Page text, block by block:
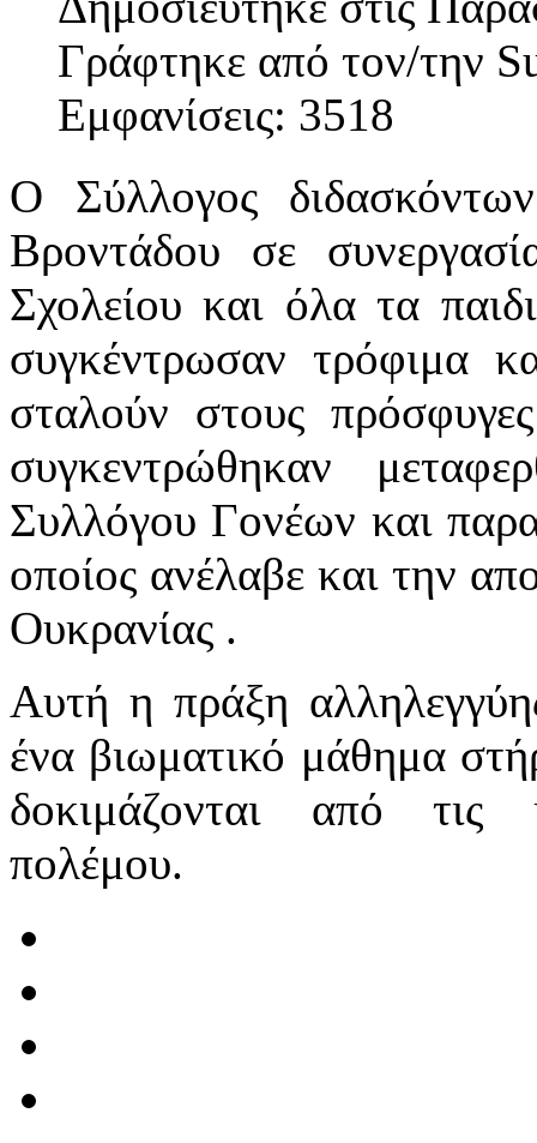
Γράφτηκε από τον/την
Εμφανίσεις: 3518
Ο Σύλλογος
Βροντάδου σε
Σχολείου και όλα τα
συγκέντρωσαν τρόφιμα
σταλούν στους
συγκεντρώθηκαν
Συλλόγου Γονέων και
οποίος ανέλαβε και την
Ουκρανίας .
Αυτή η πράξη
ένα βιωματικό μάθημα
δοκιμάζονται από τις
πολέμου.